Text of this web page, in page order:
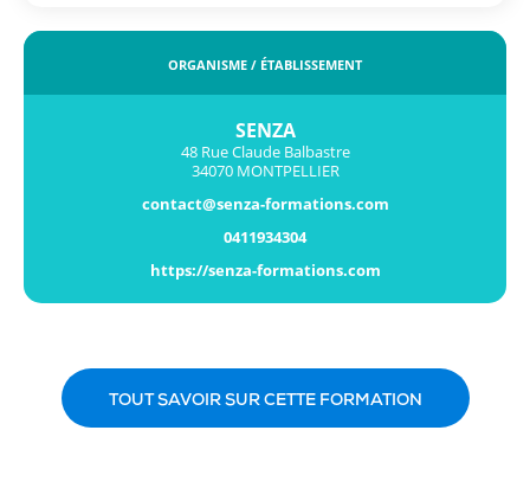
ORGANISME / ÉTABLISSEMENT
SENZA
48 Rue Claude Balbastre
34070 MONTPELLIER
contact@senza-formations.com
0411934304
https://senza-formations.com
TOUT SAVOIR SUR CETTE FORMATION